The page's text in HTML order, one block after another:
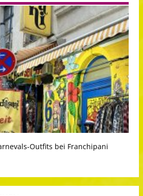
Outfits bei Franchipani